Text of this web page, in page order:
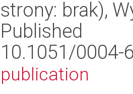
strony: brak),
Published
10.1051/
publication